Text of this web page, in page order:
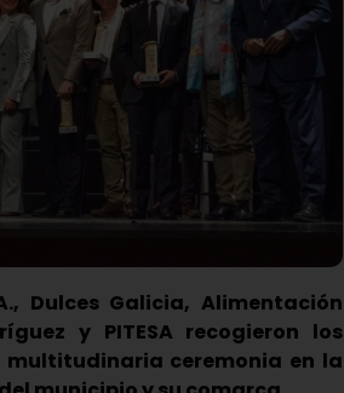
Dulces Galicia, Alimentación
y PITESA recogieron los
ceremonia en la